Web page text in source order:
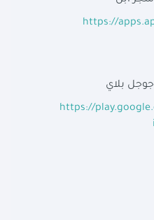
https://
بلاي
‏‪https://